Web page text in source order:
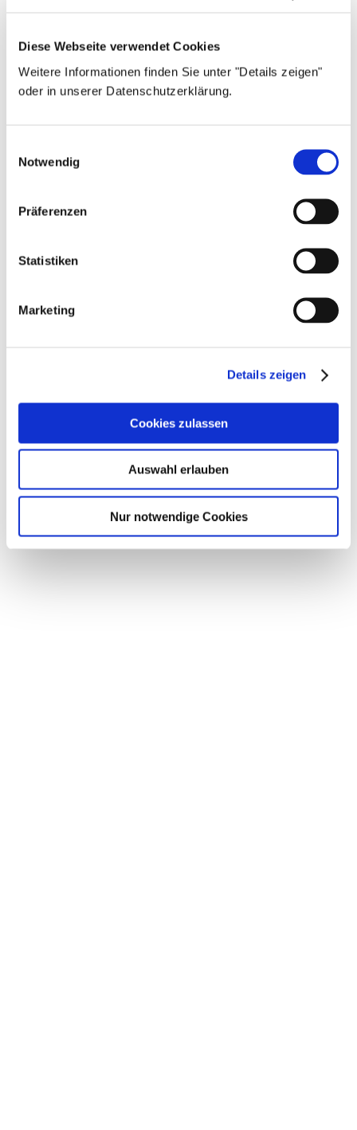
Diese Webseite verwendet Cookies
Weitere Informationen finden Sie unter "Details zeigen"
oder in unserer Datenschutzerklärung.
Notwendig
Präferenzen
Statistiken
Marketing
Details zeigen
Cookies zulassen
Auswahl erlauben
Nur notwendige Cookies
Baulicher
Brandschutz